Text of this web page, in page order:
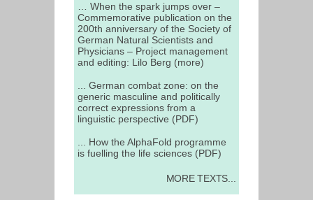
… When the spark jumps over –
Commemorative publication on the
200th anniversary of the Society of
German Natural Scientists and
Physicians – Project management
and editing: Lilo Berg (more)
... German combat zone: on the
generic masculine and politically
correct expressions from a
linguistic perspective (PDF)
... How the AlphaFold programme
is fuelling the life sciences (PDF)
MORE TEXTS...